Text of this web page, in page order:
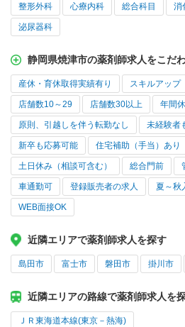
整形外科 心療内科 総合科目 消
泌尿器科
静岡県焼津市の薬剤師求人をこだ
産休・育休取得実績有り スキルアップ
店舗数10～29 店舗数30以上 年間
原則、引越しを伴う転勤なし 未経験者
新卒も応募可能 住宅補助（手当）あり
土日休み（相談可含む） 総合門前
車通勤可 登録販売者の求人 夏～秋
WEB面接OK
近隣エリアで薬剤師求人を探す
島田市 富士市 磐田市 掛川市
近隣エリアの路線で薬剤師求人を
ＪＲ東海道本線(東京－熱海)